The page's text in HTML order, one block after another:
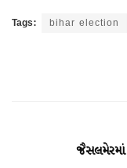
Tags: bihar election
જૈસલમેરમાં